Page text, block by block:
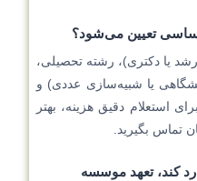
یا دکتری)، رشته تحصیلی،
یا شبیه‌سازی عددی) و
استعلام دقیق هزینه، بهتر
تماس بگیرید.
رد کند، تعهد موسسه